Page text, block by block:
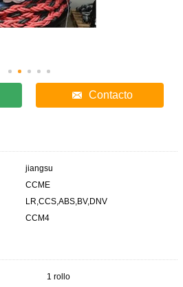
Contacto
jiangsu
CCME
LR,CCS,ABS,BV,DNV
CCM4
1 rollo